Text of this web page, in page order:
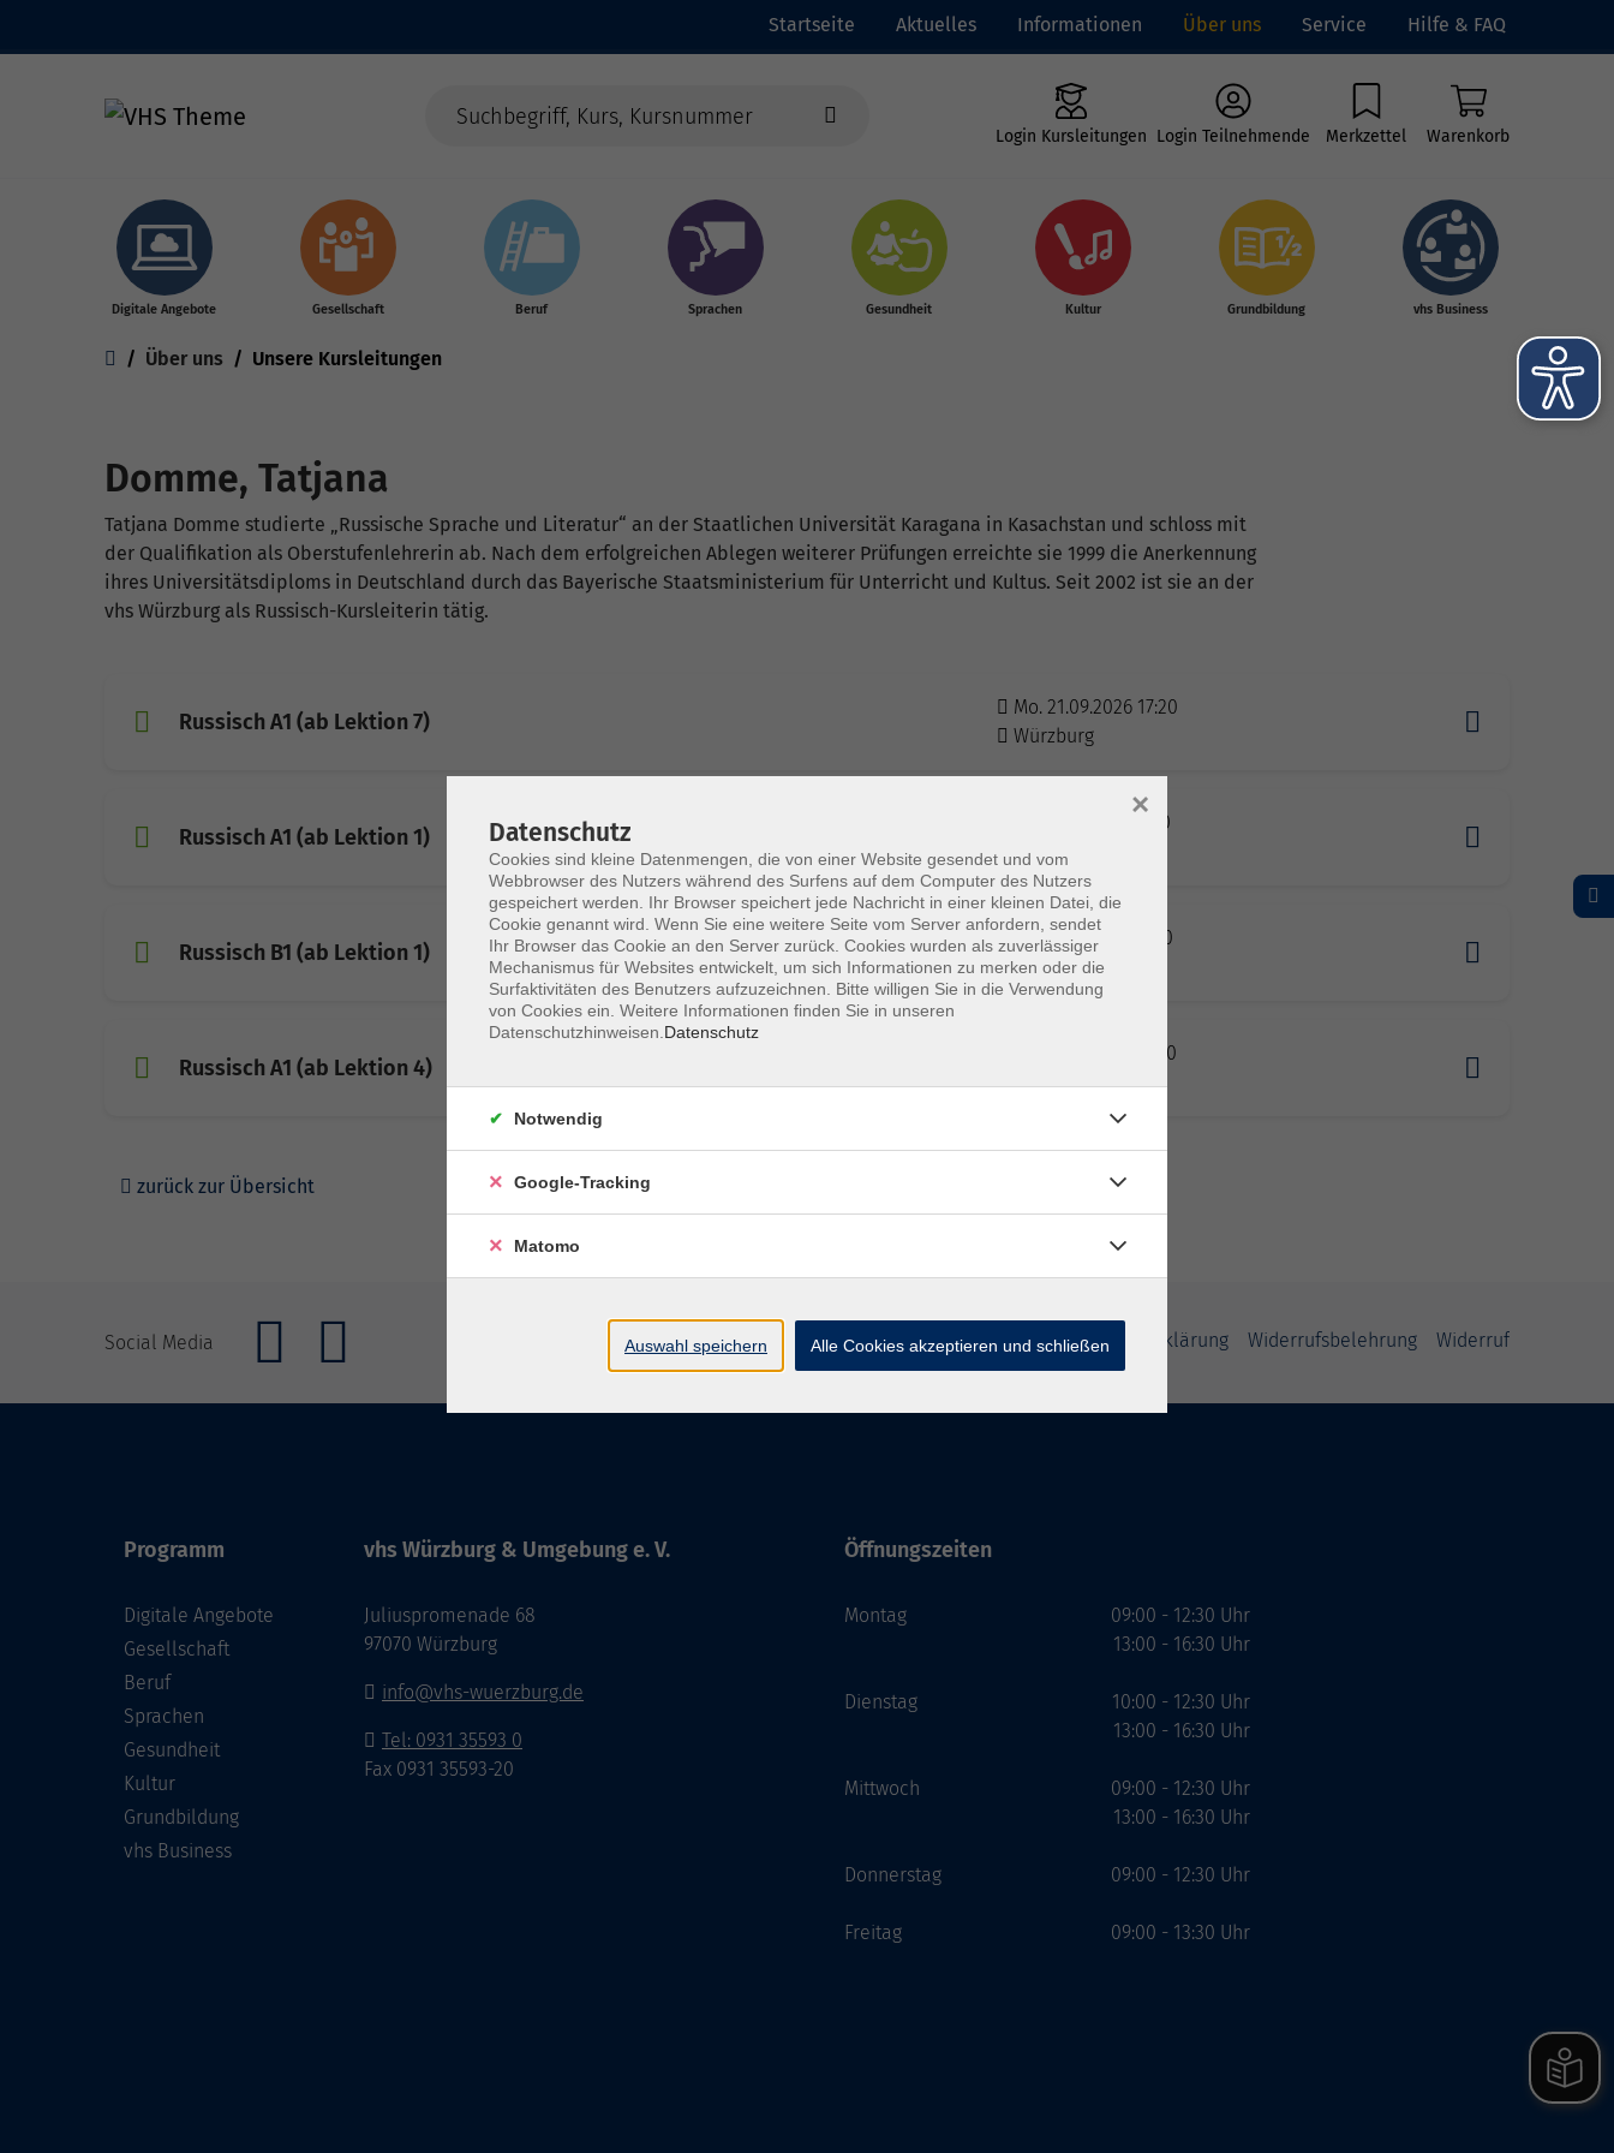
Startseite Aktuelles Informationen Über uns Service Hilfe & FAQ
Login Kursleitungen Login Teilnehmende Merkzettel Warenkorb
Digitale Angebote Gesellschaft Beruf Sprachen Gesundheit Kultur Grundbildung vhs Business
You are here:
Über uns Unsere Kursleitungen
Domme, Tatjana
Tatjana Domme studierte „Russische Sprache und Literatur“ an der Staatlichen Universität Karagana in Kasachstan und schloss mit
der Qualifikation als Oberstufenlehrerin ab. Nach dem erfolgreichen Ablegen weiterer Prüfungen erreichte sie 1999 die Anerkennung
ihres Universitätsdiploms in Deutschland durch das Bayerische Staatsministerium für Unterricht und Kultus. Seit 2002 ist sie an der
vhs Würzburg als Russisch-Kursleiterin tätig.
Russisch A1 (ab Lektion 7)
Mo. 21.09.2026 17:20
Würzburg
Russisch A1 (ab Lektion 1)
Di. 22.09.2026 17:20
Würzburg
Russisch B1 (ab Lektion 1)
Mi. 23.09.2026 17:20
Würzburg
Russisch A1 (ab Lektion 4)
Do. 24.09.2026 17:20
Würzburg
zurück zur Übersicht
Social Media Impressum AGBs Datenschutzerklärung Barrierefreiheitserklärung Widerrufsbelehrung Widerruf
Programm
Digitale Angebote
Gesellschaft
Beruf
Sprachen
Gesundheit
Kultur
Grundbildung
vhs Business
vhs Würzburg & Umgebung e. V.
Juliuspromenade 68
97070 Würzburg
info@vhs-wuerzburg.de
Tel: 0931 35593 0
Fax 0931 35593-20
Öffnungszeiten
Montag
Dienstag
Mittwoch
Donnerstag
Freitag
09:00 - 12:30 Uhr
13:00 - 16:30 Uhr
10:00 - 12:30 Uhr
13:00 - 16:30 Uhr
09:00 - 12:30 Uhr
13:00 - 16:30 Uhr
09:00 - 12:30 Uhr
09:00 - 13:30 Uhr
Datenschutz
Cookies sind kleine Datenmengen, die von einer Website gesendet und vom
Webbrowser des Nutzers während des Surfens auf dem Computer des Nutzers
gespeichert werden. Ihr Browser speichert jede Nachricht in einer kleinen Datei, die
Cookie genannt wird. Wenn Sie eine weitere Seite vom Server anfordern, sendet
Ihr Browser das Cookie an den Server zurück. Cookies wurden als zuverlässiger
Mechanismus für Websites entwickelt, um sich Informationen zu merken oder die
Surfaktivitäten des Benutzers aufzuzeichnen. Bitte willigen Sie in die Verwendung
von Cookies ein. Weitere Informationen finden Sie in unseren
Datenschutzhinweisen. Datenschutz
×
Notwendig
Google-Tracking
Matomo
Auswahl speichern Alle Cookies akzeptieren und schließen